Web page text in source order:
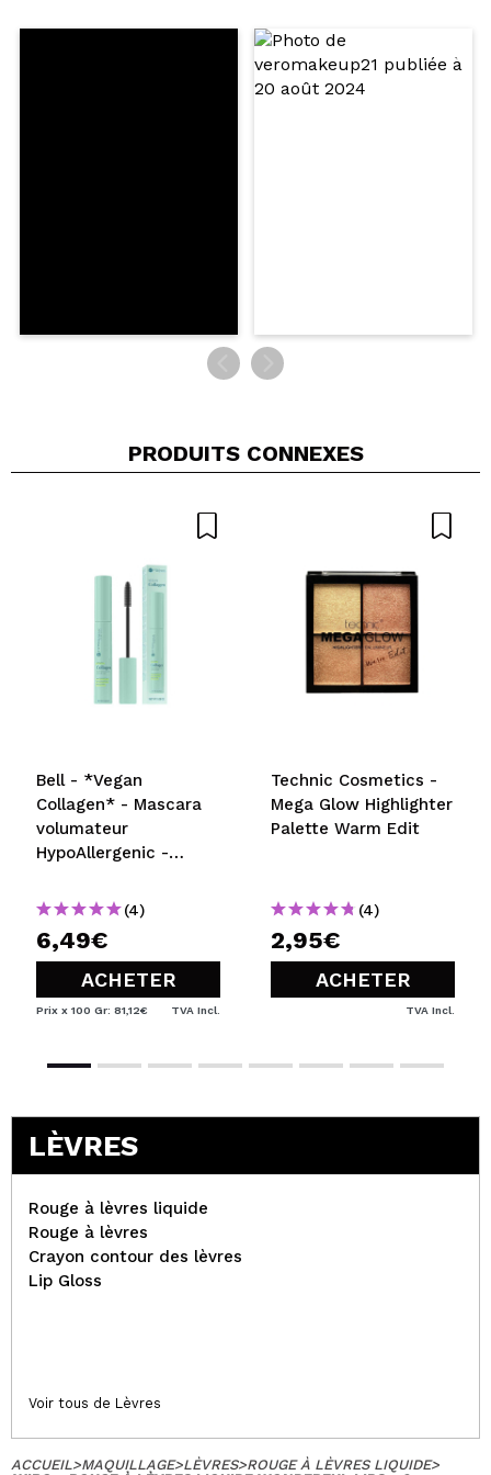
Partager une vidéo ou une photo
PRODUITS CONNEXES
Bell - *Vegan
Collagen* - Mascara
volumateur
HypoAllergenic -
(4)
6,49€
ACHETER
Prix x 100 Gr: 81,12€ TVA Incl.
Technic Cosmetics -
Mega Glow Highlighter
Palette Warm Edit
(4)
2,95€
ACHETER
TVA Incl.
LÈVRES
Rouge à lèvres liquide
Rouge à lèvres
Crayon contour des lèvres
Lip Gloss
Voir tous de Lèvres
ACCUEIL>MAQUILLAGE>LÈVRES>ROUGE À LÈVRES LIQUIDE>